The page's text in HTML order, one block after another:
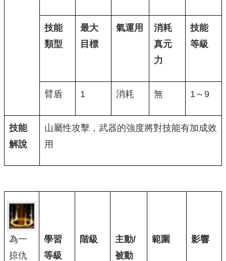
技能
類型
最大
目標
氣運用
消耗
真元
力
技能
等級
臂盾 1 消耗 無 1～9
技能
解說
山屬性攻擊，武器的強度將對技能有加成效
用
為一
掠仇
學習
等級
階級
主動/
被動
範圍 影響